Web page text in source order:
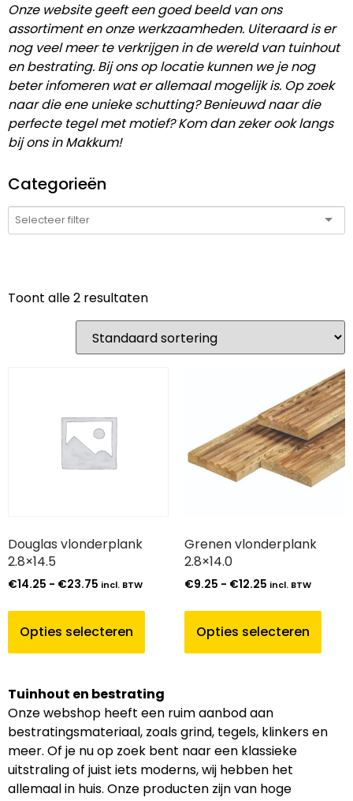
Onze website geeft een goed beeld van ons
assortiment en onze werkzaamheden. Uiteraard is er
nog veel meer te verkrijgen in de wereld van tuinhout
en bestrating. Bij ons op locatie kunnen we je nog
beter infomeren wat er allemaal mogelijk is. Op zoek
naar die ene unieke schutting? Benieuwd naar die
perfecte tegel met motief? Kom dan zeker ook langs
bij ons in Makkum!
Categorieën
Toont alle 2 resultaten
Douglas vlonderplank
2.8×14.5
€14.25 - €23.75 incl. BTW
Opties selecteren
Grenen vlonderplank
2.8×14.0
€9.25 - €12.25 incl. BTW
Opties selecteren
Tuinhout en bestrating
Onze webshop heeft een ruim aanbod aan
bestratingsmateriaal, zoals grind, tegels, klinkers en
meer. Of je nu op zoek bent naar een klassieke
uitstraling of juist iets moderns, wij hebben het
allemaal in huis. Onze producten zijn van hoge